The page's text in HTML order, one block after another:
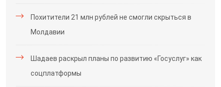
Похитители 21 млн рублей не смогли скрыться в
Молдавии
Шадаев раскрыл планы по развитию «Госуслуг» как
соцплатформы